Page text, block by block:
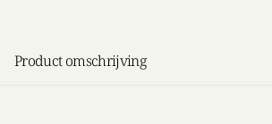
Product omschrijving